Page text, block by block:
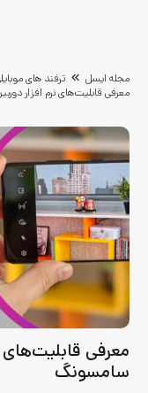
مجله ایسل
ترفند های
معرفی قابلیت‌های نرم افزار
معرفی
سامسونگ